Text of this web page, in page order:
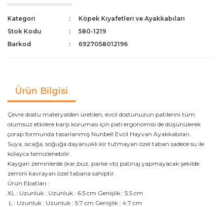
Kategori
Köpek Kıyafetleri ve Ayakkabıları
Stok Kodu
580-1219
Barkod
6927058012196
Ürün Bilgisi
Çevre dostu materyalden üretilen, evcil dostunuzun patilerini tüm
olumsuz etkilere karşı koruması için pati ergonomisi de düşünülerek
çorap formunda tasarlanmış Nunbell Evcil Hayvan Ayakkabıları.
Suya, sıcağa, soğuğa dayanuıklı kir tutmayan özel taban sadece su ile
kolayca temizlenebilir.
Kaygan zeminlerde (kar,buz, parke vb) patinaj yapmayacak şekilde
zemini kavrayan özel tabana sahiptir.
Ürün Ebatları :
XL : Uzunluk : Uzunluk : 6.5 cm Genişlik : 5.5 cm
L : Uzunluk : Uzunluk : 5.7 cm Genişlik : 4.7 cm